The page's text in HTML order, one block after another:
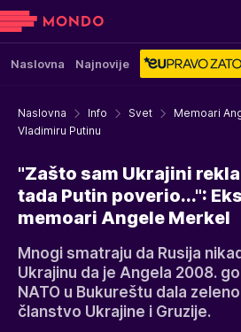
Naslovna Najnovije
Naslovna Info Svet
Memoari
Vladimiru Putinu
"Zašto sam Ukrajini
tada Putin poverio...":
memoari Angele Merkel
Mnogi smatraju da Rusija
Ukrajinu da je Angela 2008.
NATO u Bukureštu dala
članstvo Ukrajine i Gruzije.